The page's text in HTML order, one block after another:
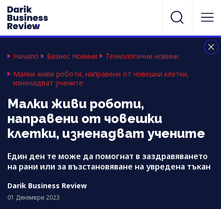
Начало Бизнес Новини
Технологични новини
Малки живи роботи, направени от човешки клетки,
изненадват учените
Малки живи роботи,
направени от човешки
клетки, изненадват учените
Един ден те може да помогнат в заздравяването
на рани или за възстановяване на увредена тъкан
Darik Business Review
01 Декември 2023